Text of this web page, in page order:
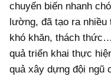
chuyển biến nhanh
lường, đã tạo ra nhiều
khó khăn, thách
quả triển khai thực
quả xây dựng đội ngũ